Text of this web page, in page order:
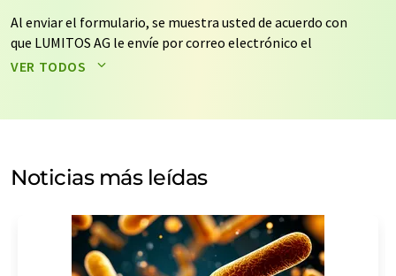
Al enviar el formulario, se muestra usted de acuerdo con
que LUMITOS AG le envíe por correo electrónico el
boletín o boletines seleccionados anteriormente. Sus
de nuestrapolítica de protección de datos. LUMITOS
electrónico a efectos publicitarios o de investigación de
mercado y opinión. Puede revocar en todo momento su
de indicar los motivos informando por correo postal a
LUMITOS AG, Ernst-Augustin-Str. 2, 12489 Berlín
(Alemania) o por correo electrónico a
VER TODOS
Noticias más leídas